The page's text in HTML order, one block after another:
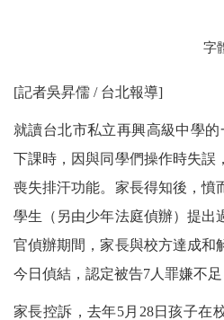
字
[記者吳昇儒 / 台北報導]
就讀台北市私立再興高級中學
下課時，因與同學們操作時失誤
喪失排汗功能。家長得知後，憤
學生（另由少年法庭偵辦）提出
官偵辦期間，家長與校方達成和
今日偵結，認定被告7人罪嫌不足
家長控訴，去年5月28日孩子在